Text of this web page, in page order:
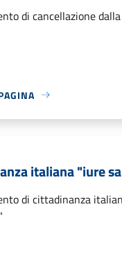
di cancellazione
italiana "iure
di cittadinanza